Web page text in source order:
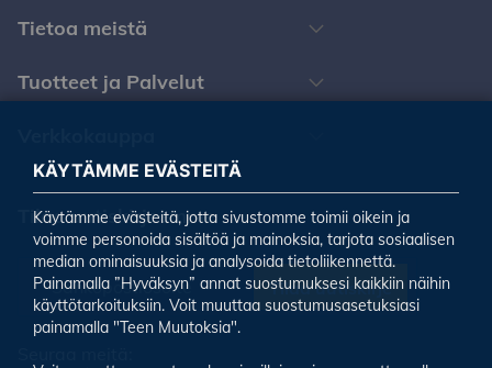
Tietoa meistä
Tuotteet ja Palvelut
Tilaa uutiskirjeemme
Tilaa uutiskirje
KÄYTÄMME EVÄSTEITÄ
Käytämme evästeitä, jotta sivustomme toimii oikein ja
voimme personoida sisältöä ja mainoksia, tarjota sosiaalisen
median ominaisuuksia ja analysoida tietoliikennettä.
Painamalla ”Hyväksyn” annat suostumuksesi kaikkiin näihin
käyttötarkoituksiin. Voit muuttaa suostumusasetuksiasi
painamalla "Teen Muutoksia".